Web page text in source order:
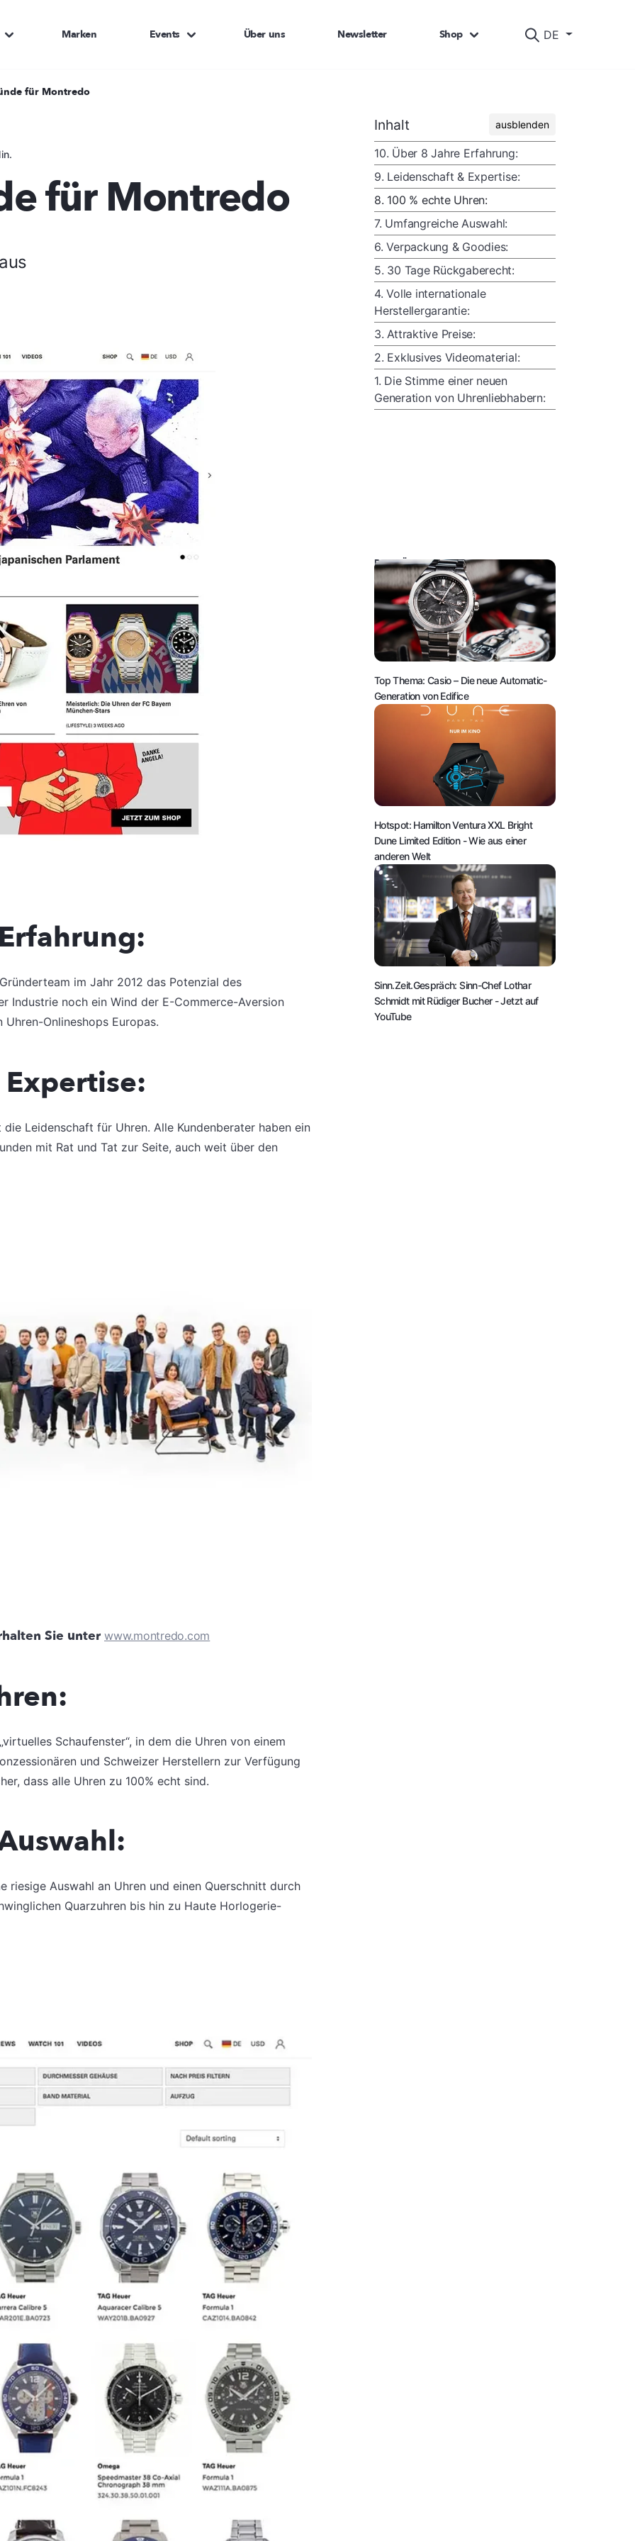
DE
Marken Events Über uns Newsletter Shop
für Montredo
für Montredo
im Jahr 2012 das Potenzial des
Industrie noch ein Wind der E-Commerce-Aversion
Onlineshops Europas.
Leidenschaft für Uhren. Alle Kundenberater haben ein
mit Rat und Tat zur Seite, auch weit über den
Sie unter www.montredo.com
Schaufenster“, in dem die Uhren von einem
und Schweizer Herstellern zur Verfügung
dass alle Uhren zu 100% echt sind.
Auswahl an Uhren und einen Querschnitt durch
Quarzuhren bis hin zu Haute Horlogerie-
Inhalt ausblenden
10. Über 8 Jahre Erfahrung:
9. Leidenschaft & Expertise:
8. 100 % echte Uhren:
7. Umfangreiche Auswahl:
6. Verpackung & Goodies:
5. 30 Tage Rückgaberecht:
4. Volle internationale
Herstellergarantie:
3. Attraktive Preise:
2. Exklusives Videomaterial:
1. Die Stimme einer neuen
Generation von Uhrenliebhabern:
DAS KÖNNTE SIE AUCH INTERESSIEREN:
Top Thema: Casio – Die neue Automatic-
Generation von Edifice
Hotspot: Hamilton Ventura XXL Bright
Dune Limited Edition - Wie aus einer
anderen Welt
Sinn.Zeit.Gespräch: Sinn-Chef Lothar
Schmidt mit Rüdiger Bucher - Jetzt auf
YouTube